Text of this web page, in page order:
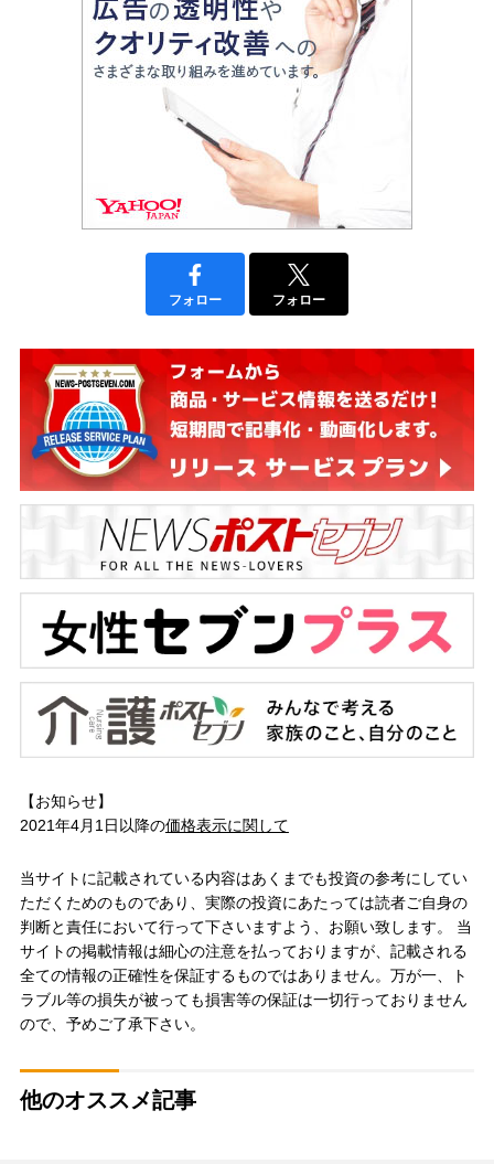
フォロー フォロー
【お知らせ】
2021年4月1日以降の価格表示に関して
当サイトに記載されている内容はあくまでも投資の参考にしてい
ただくためのものであり、実際の投資にあたっては読者ご自身の
判断と責任において行って下さいますよう、お願い致します。 当
サイトの掲載情報は細心の注意を払っておりますが、記載される
全ての情報の正確性を保証するものではありません。万が一、ト
ラブル等の損失が被っても損害等の保証は一切行っておりません
ので、予めご了承下さい。
他のオススメ記事